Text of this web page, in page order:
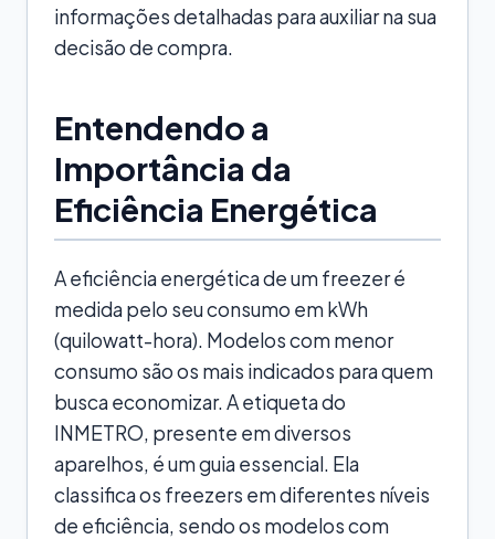
informações detalhadas para auxiliar na sua
decisão de compra.
Entendendo a
Importância da
Eficiência Energética
A eficiência energética de um freezer é
medida pelo seu consumo em kWh
(quilowatt-hora). Modelos com menor
consumo são os mais indicados para quem
busca economizar. A etiqueta do
INMETRO, presente em diversos
aparelhos, é um guia essencial. Ela
classifica os freezers em diferentes níveis
de eficiência, sendo os modelos com